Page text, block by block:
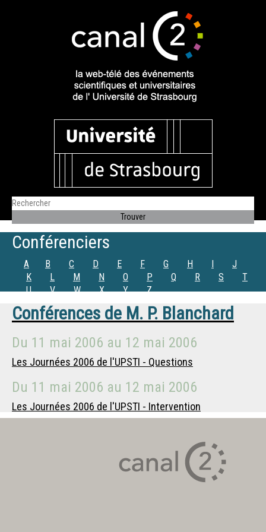
Conférenciers
A B C D E F G H I
J
K
L M N O P Q R S
T
U
V W X Y Z
Conférences de M. P. Blanchard
Du 11 mai 2006 au 12 mai 2006
Les Journées 2006 de l'UPSTI - Questions
Du 11 mai 2006 au 12 mai 2006
Les Journées 2006 de l'UPSTI - Intervention